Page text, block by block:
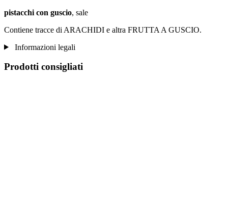
pistacchi con guscio, sale
Contiene tracce di ARACHIDI e altra FRUTTA A GUSCIO.
Informazioni legali
Prodotti consigliati